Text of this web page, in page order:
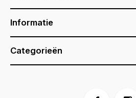
Informatie
Categorieën